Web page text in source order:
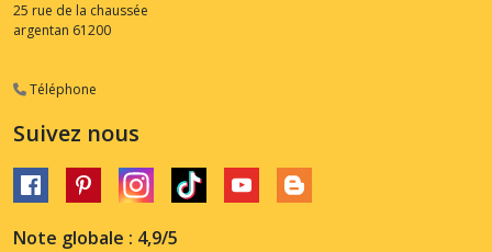
25 rue de la chaussée
argentan 61200
Téléphone
Suivez nous
Note globale : 4,9/5